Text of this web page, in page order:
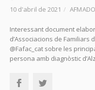
10 d'abril de 2021 / AFMADO
Interessant document
d’Associacions de Familiars
@Fafac_cat sobre les
persona amb diagnòstic